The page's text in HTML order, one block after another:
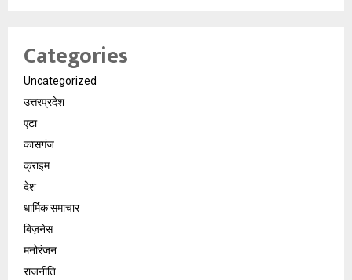
Categories
Uncategorized
उत्तरप्रदेश
एटा
कासगंज
क्राइम
देश
धार्मिक समाचार
बिज़नेस
मनोरंजन
राजनीति